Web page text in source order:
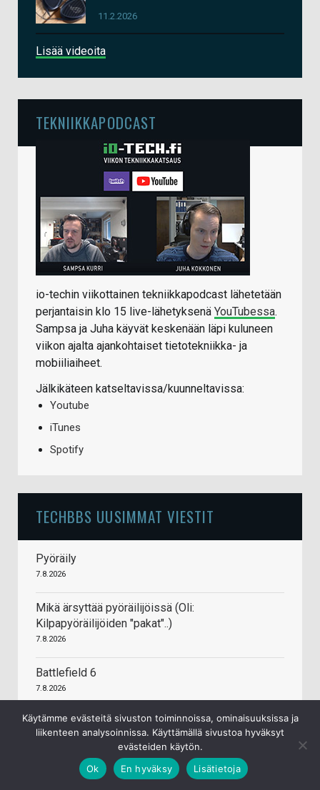
11.2.2026
Lisää videoita
TEKNIIKKAPODCAST
io-techin viikottainen tekniikkapodcast lähetetään
perjantaisin klo 15 live-lähetyksenä YouTubessa.
Sampsa ja Juha käyvät keskenään läpi kuluneen
viikon ajalta ajankohtaiset tietotekniikka- ja
mobiiliaiheet.
Jälkikäteen katseltavissa/kuunneltavissa:
Youtube
iTunes
Spotify
TECHBBS UUSIMMAT VIESTIT
Pyöräily
7.8.2026
Mikä ärsyttää pyöräilijöissä (Oli:
Kilpapyöräilijöiden "pakat"..)
7.8.2026
Battlefield 6
7.8.2026
Sähkönmyyntisopimukset ja niiden hinnat (EI
yleistä sähkökeskustelua!)
Käytämme evästeitä sivuston toiminnoissa, ominaisuuksissa ja
liikenteen analysoinnissa. Käyttämällä sivustoa hyväksyt
evästeiden käytön.
Ok
En hyväksy Lisätietoja